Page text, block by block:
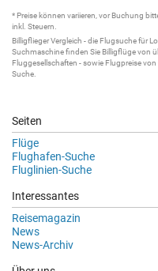
* Preise können variieren, vor Buchung
inkl. Steuern.
BilligfliegerVergleich - die Flugsuchefür
Suchmaschinefinden Sie Billigflügevon
Fluggesellschaften - sowie Flugpreise
Suche
Seiten
Flüge
Flughafen-Suche
Fluglinien-Suche
Interessantes
Reisemagazin
News
News-Archiv